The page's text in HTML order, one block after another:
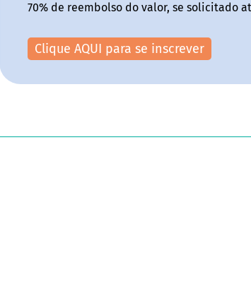
70% de reembolso do valor, se solicitado
Clique AQUI para se inscrever